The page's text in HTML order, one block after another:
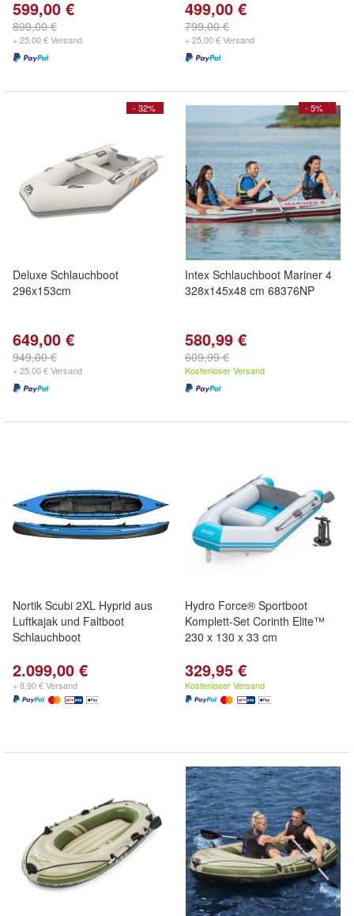
599,00 €
899,00 €
+ 25,00 € Versand
499,00 €
799,00 €
+ 25,00 € Versand
- 32%
Deluxe Schlauchboot
296x153cm
649,00 €
949,00 €
+ 25,00 € Versand
- 5%
Intex Schlauchboot Mariner 4
328x145x48 cm 68376NP
580,99 €
609,99 €
Kostenloser Versand
Nortik Scubi 2XL Hyprid aus
Luftkajak und Faltboot
Schlauchboot
2.099,00 €
+ 8,90 € Versand
Hydro Force® Sportboot
Komplett-Set Corinth Elite™
230 x 130 x 33 cm
329,95 €
Kostenloser Versand